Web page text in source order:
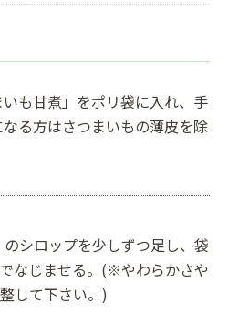
いも甘煮」をポリ袋に入れ、手
る方はさつまいもの薄皮を除
シロップを少しずつ足し、袋
なじませる。(※やわらかさや
して下さい。)